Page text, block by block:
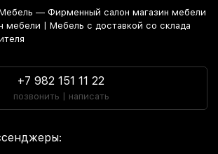
— Фирменный салон магазин мебели
мебели | Мебель с доставкой со склада
+7 982 151 11 22
позвонить | написать